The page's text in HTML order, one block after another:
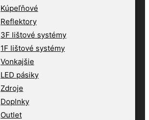
Kúpeľňové
Reflektory
3F lištové systémy
1F lištové systémy
Vonkajšie
LED pásiky
Zdroje
Doplnky
Outlet